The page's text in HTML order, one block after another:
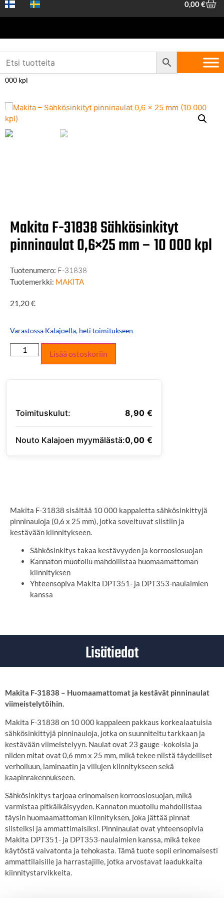
0,00€
Etusivu Koneet ja työkalut /Naulaimen
/ Makita F-31838 Sähkösinkityt pinninaulat 0,6×25 mm – 10
000 kpl
Makita F-31838 Sähkösinkityt
pinninaulat 0,6×25 mm – 10 000 kpl
Tuotenumero: F-31838
Tuotemerkki: MAKITA
21,20€
Varastossa Kalajoella, heti toimitukseen
Lisää ostoskoriin
Toimituskulut: 8,90 €
Nouto Kalajoen myymälästä:0,00 €
Makita F-31838 sisältää 10 000 kappaletta sähkösinkittyjä
pinninauloja (0,6 x 25 mm), jotka soveltuvat siistiin ja
kestävään kiinnitykseen.
Sähkösinkitys takaa kestävyyden ja korroosiosuojan
Kannaton muotoilu mahdollistaa huomaamattoman
kiinnityksen
Yhteensopiva Makita DPT351- ja DPT353-naulaimien
kanssa
Lisätiedot
Makita F-31838 – Huomaamattomat ja kestävät pinninaulat
viimeistelytöihin.
Makita F-31838 on 10 000 kappaleen pakkaus korkealaatuisia
sähkösinkittyjä pinninauloja, jotka on suunniteltu tarkkaan ja
kestävään viimeistelyyn. Naulat ovat 23 gauge -kokoisia ja
niiden mitat ovat 0,6 mm x 25 mm, mikä tekee niistä täydelliset
verhoiluun, laminaatin ja viilujen kiinnitykseen sekä
kaapinrakennukseen.
Sähkösinkitys tarjoaa erinomaisen korroosiosuojan, mikä
varmistaa pitkäikäisyyden. Kannaton muotoilu mahdollistaa
täysin huomaamattoman kiinnityksen, joka jättää pinnat
siisteiksi ja ammattimaisiksi. Pinninaulat ovat yhteensopivia
Makita DPT351- ja DPT353-naulaimien kanssa, mikä tekee
käytöstä vaivatonta ja tehokasta. Tämä tuote sopii erinomaisesti
ammattilaisille ja harrastajille, jotka arvostavat laadukkaita
kiinnitystarvikkeita.